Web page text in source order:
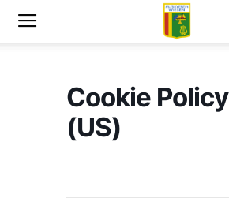
Cookie Policy
(US)